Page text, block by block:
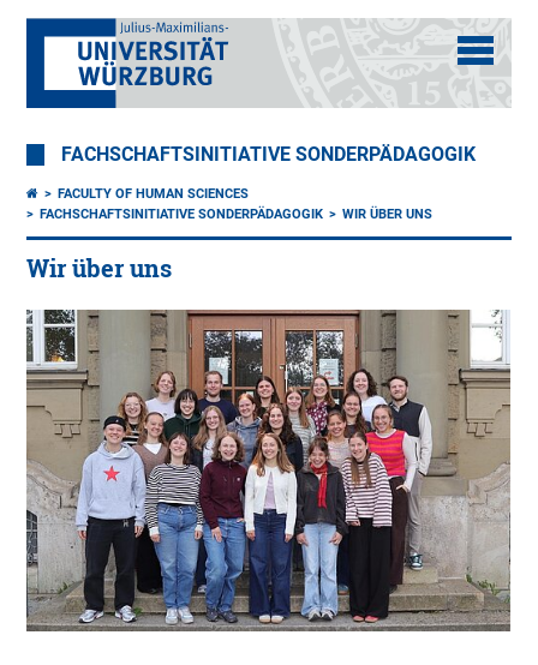
FACHSCHAFTSINITIATIVE SONDERPÄDAGOGIK
FACULTY OF HUMAN SCIENCES
FACHSCHAFTSINITIATIVE SONDERPÄDAGOGIK
WIR ÜBER UNS
Wir über uns